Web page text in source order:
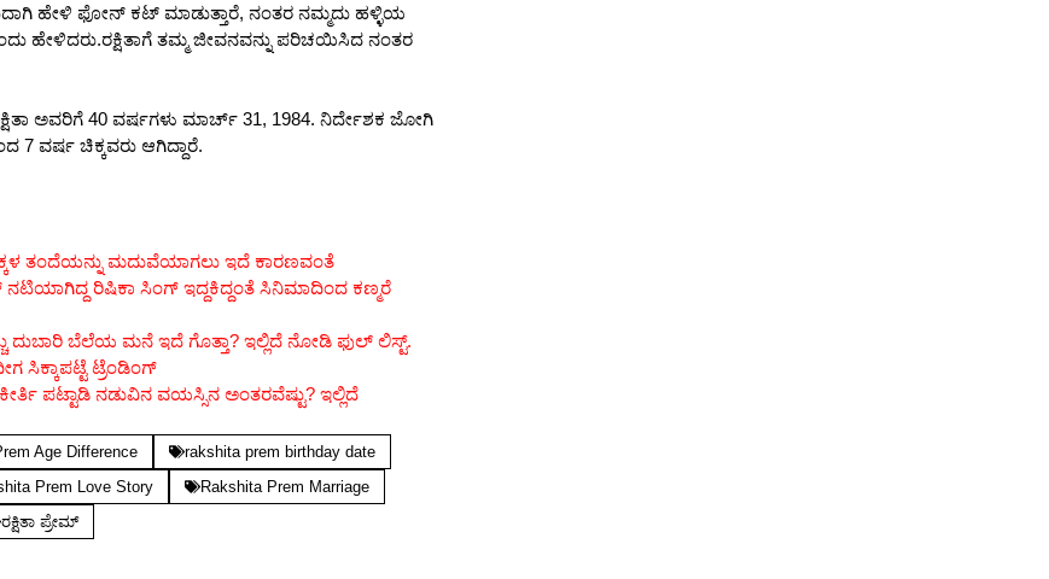
ಹೇಳಿ ಫೋನ್ ಕಟ್ ಮಾಡುತ್ತಾರೆ, ನಂತರ ನಮ್ಮದು ಹಳ್ಳಿಯ
ಹೇಳಿದರು.ರಕ್ಷಿತಾಗೆ ತಮ್ಮ ಜೀವನವನ್ನು ಪರಿಚಯಿಸಿದ ನಂತರ
ಅವರಿಗೆ 40 ವರ್ಷಗಳು ಮಾರ್ಚ್ 31, 1984. ನಿರ್ದೇಶಕ ಜೋಗಿ
7 ವರ್ಷ ಚಿಕ್ಕವರು ಆಗಿದ್ದಾರೆ.
ತಂದೆಯನ್ನು ಮದುವೆಯಾಗಲು ಇದೆ ಕಾರಣವಂತೆ
ನಟಿಯಾಗಿದ್ದ ರಿಷಿಕಾ ಸಿಂಗ್ ಇದ್ದಕಿದ್ದಂತೆ ಸಿನಿಮಾದಿಂದ ಕಣ್ಮರೆ
ದುಬಾರಿ ಬೆಲೆಯ ಮನೆ ಇದೆ ಗೊತ್ತಾ? ಇಲ್ಲಿದೆ ನೋಡಿ ಫುಲ್ ಲಿಸ್ಟ್.
ಸಿಕ್ಕಾಪಟ್ಟೆ ಟ್ರೆಂಡಿಂಗ್
ಪಟ್ಟಾಡಿ ನಡುವಿನ ವಯಸ್ಸಿನ ಅಂತರವೆಷ್ಟು? ಇಲ್ಲಿದೆ
Age Difference
rakshita prem birthday date
Prem Love Story
Rakshita Prem Marriage
ರಕ್ಷಿತಾ ಪ್ರೇಮ್